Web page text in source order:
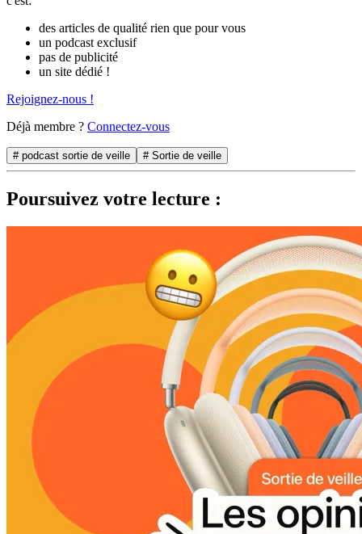
des articles de qualité rien que pour vous
un podcast exclusif
pas de publicité
un site dédié !
Rejoignez-nous !
Déjà membre ? Connectez-vous
# podcast sortie de veille # Sortie de veille
Poursuivez votre lecture :